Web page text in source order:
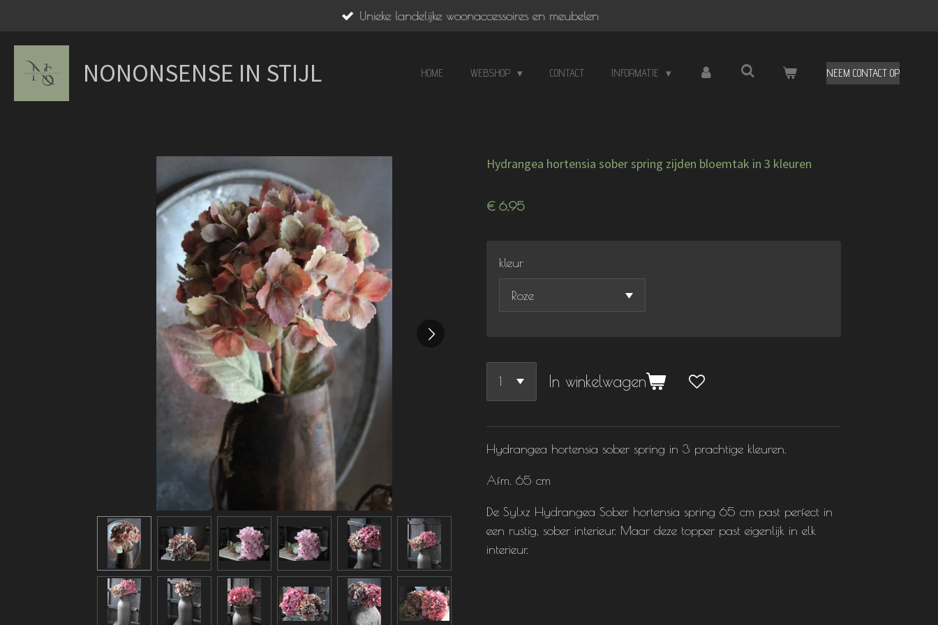
Unieke landelijke woonaccessoires en meubelen
NONONSENSE IN STIJL HOME WEBSHOP CONTACT INFORMATIE NEEM CONTACT OP
Hydrangea hortensia sober spring zijden bloemtak in 3 kleuren
€ 6,95
kleur
In winkelwagen
Hydrangea hortensia sober spring in 3 prachtige kleuren.
Afm. 65 cm
De Sylxz Hydrangea Sober hortensia spring 65 cm past perfect in
een rustig, sober interieur. Maar deze topper past eigenlijk in elk
interieur.